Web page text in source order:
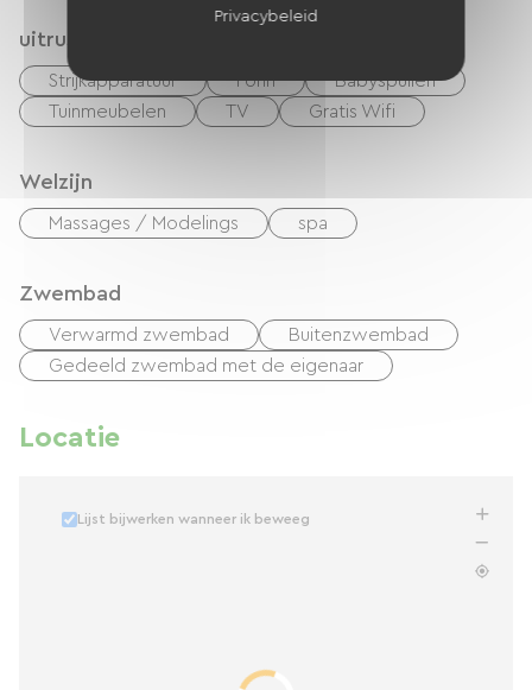
uitrusting
Strijkapparatuur Föhn
Babyspullen
Tuinmeubelen
TV Gratis Wifi
Welzijn
Massages / Modelings spa
Zwembad
Verwarmd zwembad
Buitenzwembad
Gedeeld zwembad met de eigenaar
Locatie
Lijst bijwerken wanneer ik beweeg
Privacybeleid